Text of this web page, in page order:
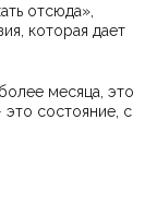
отсюда»,
которая дает
месяца, это
состояние, с